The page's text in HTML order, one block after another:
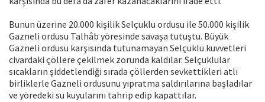
Bunun üzerine 20.000 kişilik Selçuklu ordusu ile 50.000 kişilik
Gazneli ordusu Talhâb yöresinde savaşa tutuştu. Büyük
Gazneli ordusu karşısında tutunamayan Selçuklu kuvvetleri
civardaki çöllere çekilmek zorunda kaldılar. Selçuklular
sıcakların şiddetlendiği sırada çöllerden sevkettikleri atlı
birliklerle Gazneli ordusunu yıpratma saldırılarına başladılar
ve yöredeki su kuyularını tahrip edip kapattılar.